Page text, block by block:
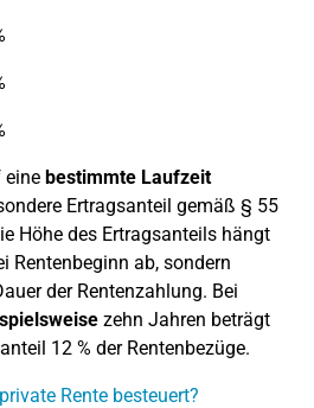
eine bestimmte Laufzeit
Ertragsanteil gemäß § 55
Höhe des Ertragsanteils hängt
Rentenbeginn ab, sondern
der Rentenzahlung. Bei
zehn Jahren beträgt
12 % der Rentenbezüge.
Rente besteuert?